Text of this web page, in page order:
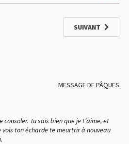
SUIVANT
MESSAGE DE PÂQUES
consoler. Tu sais bien que je t’aime, et
vois ton écharde te meurtrir à nouveau